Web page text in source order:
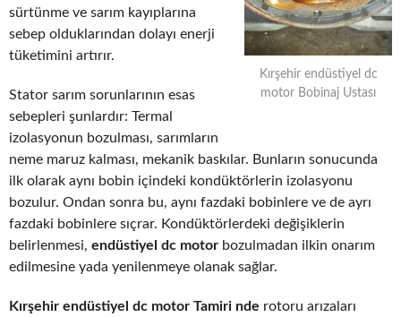
Kırşehir endüstiyel dc
motor Bobinaj Ustası
sürtünme ve sarım kayıplarına
sebep olduklarından dolayı enerji
tüketimini artırır.
Stator sarım sorunlarının esas
sebepleri şunlardır: Termal
izolasyonun bozulması, sarımların
neme maruz kalması, mekanik baskılar. Bunların sonucunda
ilk olarak aynı bobin içindeki kondüktörlerin izolasyonu
bozulur. Ondan sonra bu, aynı fazdaki bobinlere ve de ayrı
fazdaki bobinlere sıçrar. Kondüktörlerdeki değişiklerin
belirlenmesi, endüstiyel dc motor bozulmadan ilkin onarım
edilmesine yada yenilenmeye olanak sağlar.
Kırşehir endüstiyel dc motor Tamiri nde rotoru arızaları